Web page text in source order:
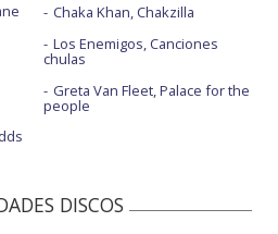
Chaka Khan, Chakzilla
Los Enemigos, Canciones
chulas
Greta Van Fleet, Palace for the
people
DISCOS